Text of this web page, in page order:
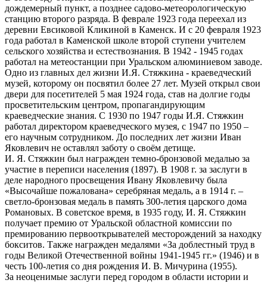
дождемерный пункт, а позднее садово-метеорологическую
станцию второго разряда. В феврале 1923 года переехал из
деревни Евсиковой Кликиной в Каменск. И с 20 февраля 1923
года работал в Каменской школе второй ступени учителем
сельского хозяйства и естествознания. В 1942 - 1945 годах
работал на метеостанции при Уральском алюминиевом заводе.
Одно из главных дел жизни И.Я. Стяжкина - краеведческий
музей, которому он посвятил более 27 лет. Музей открыл свои
двери для посетителей 5 мая 1924 года, став на долгие годы
просветительским центром, пропагандирующим
краеведческие знания. С 1930 по 1947 годы И.Я. Стяжкин
работал директором краеведческого музея, с 1947 по 1950 –
его научным сотрудником. До последних лет жизни Иван
Яковлевич не оставлял заботу о своём детище.
И. Я. Стяжкин был награжден темно-бронзовой медалью за
участие в переписи населения (1897). В 1908 г. за заслуги в
деле народного просвещения Ивану Яковлевичу была
«Высочайше пожалована» серебряная медаль, а в 1914 г. –
светло-бронзовая медаль в память 300-летия царского дома
Романовых. В советское время, в 1935 году, И. Я. Стяжкин
получает премию от Уральской областной комиссии по
премированию первооткрывателей месторождений за находку
бокситов. Также награжден медалями «За доблестный труд в
годы Великой Отечественной войны 1941-1945 гг.» (1946) и в
честь 100-летия со дня рождения И. В. Мичурина (1955).
За неоценимые заслуги перед городом в области истории и